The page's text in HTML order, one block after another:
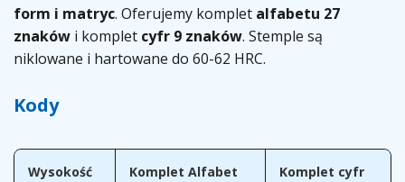
form i matryc. Oferujemy komplet alfabetu 27
znaków i komplet cyfr 9 znaków. Stemple są
niklowane i hartowane do 60-62 HRC.
Kody
Wysokość Komplet Alfabet Komplet cyfr